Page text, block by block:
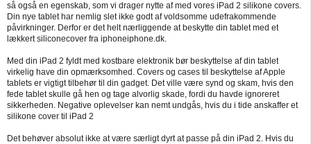
så også en egenskab, som vi drager nytte af med vores iPad 2 silikone covers.
Din nye tablet har nemlig slet ikke godt af voldsomme udefrakommende
påvirkninger. Derfor er det helt nærliggende at beskytte din tablet med et
lækkert siliconecover fra iphoneiphone.dk.
Med din iPad 2 fyldt med kostbare elektronik bør beskyttelse af din tablet
virkelig have din opmærksomhed. Covers og cases til beskyttelse af Apple
tablets er vigtigt tilbehør til din gadget. Det ville være synd og skam, hvis den
fede tablet skulle gå hen og tage alvorlig skade, fordi du havde ignoreret
sikkerheden. Negative oplevelser kan nemt undgås, hvis du i tide anskaffer et
silikone cover til iPad 2
Det behøver absolut ikke at være særligt dyrt at passe på din iPad 2. Hvis du